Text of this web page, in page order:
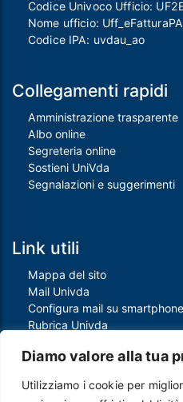
Diamo valore alla tua
Utilizziamo i cookie per
Codice Univoco Ufficio:
Nome ufficio: Uff_eFatturaPA
Codice IPA: uvdau_ao
Collegamenti rapidi
Amministrazione trasparente
Albo online
Segreteria online
Sostieni UniVda
Segnalazioni e suggerimenti
Link utili
Mappa del sito
Mail Univda
Configura mail su smartphone
Rubrica Univda